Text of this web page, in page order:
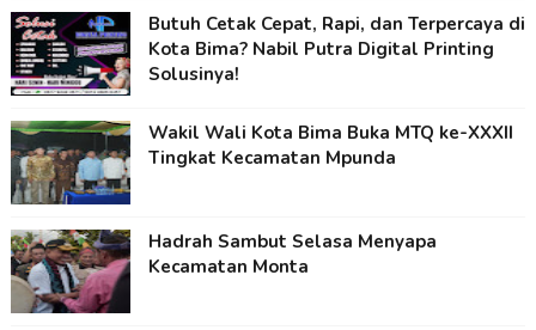
Butuh Cetak Cepat, Rapi, dan Terpercaya di
Kota Bima? Nabil Putra Digital Printing
Solusinya!
Wakil Wali Kota Bima Buka MTQ ke-XXXII
Tingkat Kecamatan Mpunda
Hadrah Sambut Selasa Menyapa
Kecamatan Monta